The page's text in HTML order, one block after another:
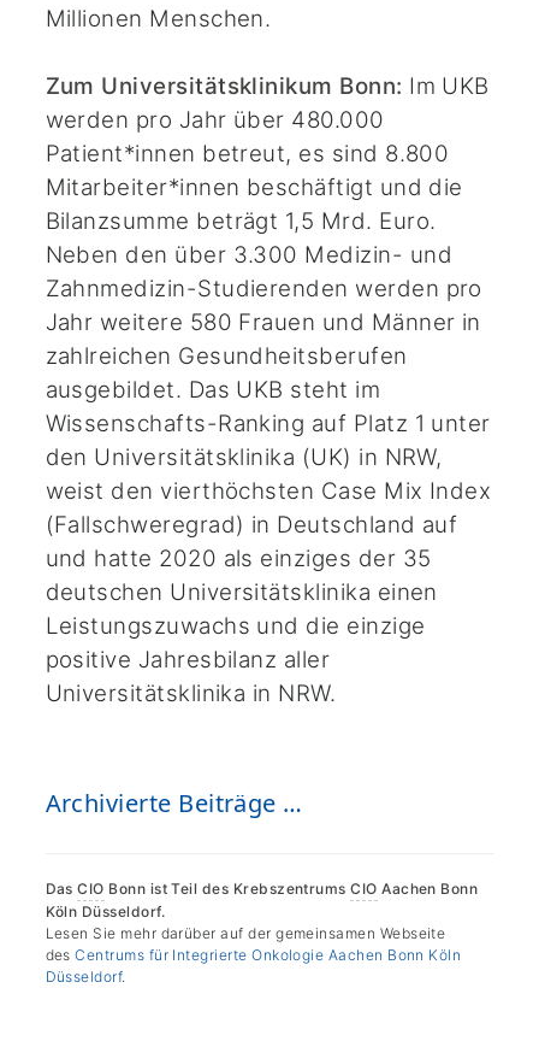
Millionen Menschen.
Zum Universitätsklinikum Bonn: Im UKB
werden pro Jahr über 480.000
Patient*innen betreut, es sind 8.800
Mitarbeiter*innen beschäftigt und die
Bilanzsumme beträgt 1,5 Mrd. Euro.
Neben den über 3.300 Medizin- und
Zahnmedizin-Studierenden werden pro
Jahr weitere 580 Frauen und Männer in
zahlreichen Gesundheitsberufen
ausgebildet. Das UKB steht im
Wissenschafts-Ranking auf Platz 1 unter
den Universitätsklinika (UK) in NRW,
weist den vierthöchsten Case Mix Index
(Fallschweregrad) in Deutschland auf
und hatte 2020 als einziges der 35
deutschen Universitätsklinika einen
Leistungszuwachs und die einzige
positive Jahresbilanz aller
Universitätsklinika in NRW.
Archivierte Beiträge …
DasCIO Bonn ist Teil des KrebszentrumsCIO Aachen Bonn
Köln Düsseldorf.
Lesen Sie mehr darüber auf der gemeinsamen Webseite
desCentrums für Integrierte Onkologie Aachen Bonn Köln
Düsseldorf.